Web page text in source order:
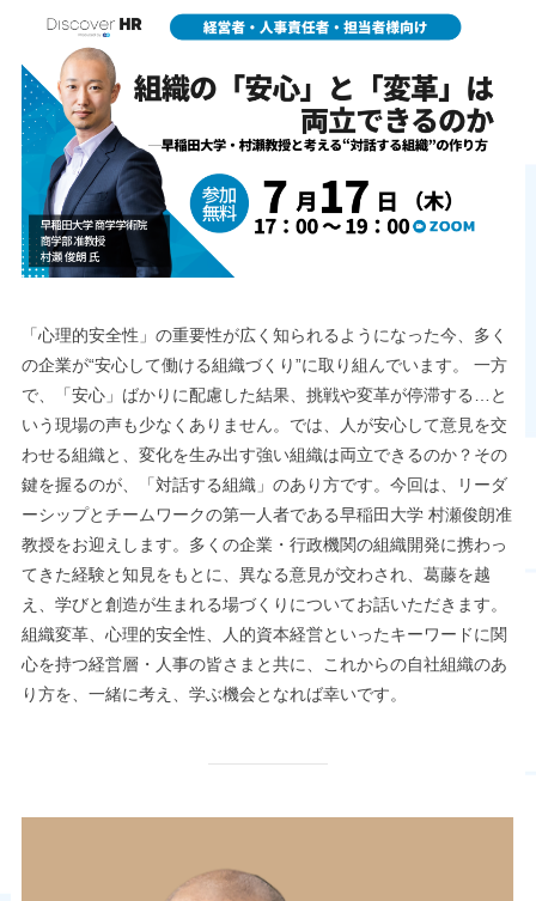
「心理的安全性」の重要性が広く知られるようになった今、多く
の企業が“安心して働ける組織づくり”に取り組んでいます。 一方
で、「安心」ばかりに配慮した結果、挑戦や変革が停滞する…と
いう現場の声も少なくありません。では、人が安心して意見を交
わせる組織と、変化を生み出す強い組織は両立できるのか？その
鍵を握るのが、「対話する組織」のあり方です。今回は、リーダ
ーシップとチームワークの第一人者である早稲田大学 村瀬俊朗准
教授をお迎えします。多くの企業・行政機関の組織開発に携わっ
てきた経験と知見をもとに、異なる意見が交わされ、葛藤を越
え、学びと創造が生まれる場づくりについてお話いただきます。
組織変革、心理的安全性、人的資本経営といったキーワードに関
心を持つ経営層・人事の皆さまと共に、これからの自社組織のあ
り方を、一緒に考え、学ぶ機会となれば幸いです。